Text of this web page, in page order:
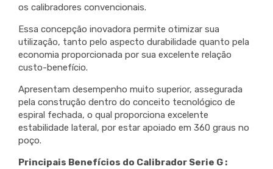
os calibradores convencionais.
Essa concepção inovadora permite otimizar sua
utilização, tanto pelo aspecto durabilidade quanto pela
economia proporcionada por sua excelente relação
custo-benefício.
Apresentam desempenho muito superior, assegurada
pela construção dentro do conceito tecnológico de
espiral fechada, o qual proporciona excelente
estabilidade lateral, por estar apoiado em 360 graus no
poço.
Principais Benefícios do Calibrador Serie G :